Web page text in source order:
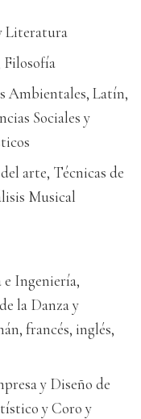
Literatura
Filosofía
Ambientales, Latín,
Sociales y
arte, Técnicas de
Musical
e Ingeniería,
la Danza y
francés, inglés,
y Diseño de
y Coro y